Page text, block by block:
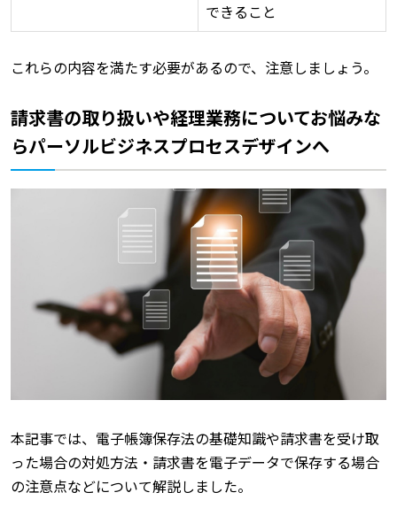
できること
これらの内容を満たす必要があるので、注意しましょう。
請求書の取り扱いや経理業務についてお悩みな
らパーソルビジネスプロセスデザインへ
本記事では、電子帳簿保存法の基礎知識や請求書を受け取
った場合の対処方法・請求書を電子データで保存する場合
の注意点などについて解説しました。